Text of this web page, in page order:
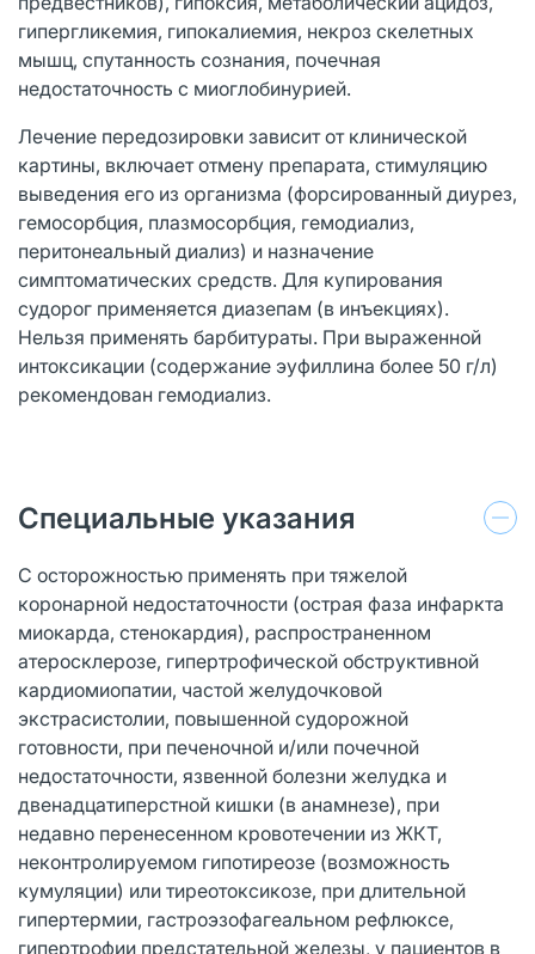
гипергликемия, гипокалиемия, некроз скелетных
мышц, спутанность сознания, почечная
недостаточность с миоглобинурией.
Лечение передозировки зависит от клинической
картины, включает отмену препарата, стимуляцию
выведения его из организма (форсированный диурез,
гемосорбция, плазмосорбция, гемодиализ,
перитонеальный диализ) и назначение
симптоматических средств. Для купирования
судорог применяется диазепам (в инъекциях).
Нельзя применять барбитураты. При выраженной
интоксикации (содержание эуфиллина более 50 г/л)
рекомендован гемодиализ.
Специальные указания
C осторожностью применять при тяжелой
коронарной недостаточности (острая фаза инфаркта
миокарда, стенокардия), распространенном
атеросклерозе, гипертрофической обструктивной
кардиомиопатии, частой желудочковой
экстрасистолии, повышенной судорожной
готовности, при печеночной и/или почечной
недостаточности, язвенной болезни желудка и
двенадцатиперстной кишки (в анамнезе), при
недавно перенесенном кровотечении из ЖКТ,
неконтролируемом гипотиреозе (возможность
кумуляции) или тиреотоксикозе, при длительной
гипертермии, гастроэзофагеальном рефлюксе,
гипертрофии предстательной железы, у пациентов в